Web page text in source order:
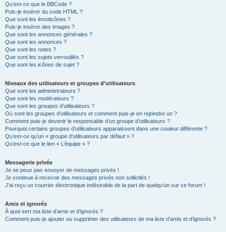
Qu’est-ce que le BBCode ?
Puis-je insérer du code HTML ?
Que sont les émoticônes ?
Puis-je insérer des images ?
Que sont les annonces générales ?
Que sont les annonces ?
Que sont les notes ?
Que sont les sujets verrouillés ?
Que sont les icônes de sujet ?
Niveaux des utilisateurs et groupes d’utilisateurs
Que sont les administrateurs ?
Que sont les modérateurs ?
Que sont les groupes d’utilisateurs ?
Où sont les groupes d’utilisateurs et comment puis-je en rejoindre un ?
Comment puis-je devenir le responsable d’un groupe d’utilisateurs ?
Pourquoi certains groupes d’utilisateurs apparaissent dans une couleur différente ?
Qu’est-ce qu’un « groupe d’utilisateurs par défaut » ?
Qu’est-ce que le lien « L’équipe » ?
Messagerie privée
Je ne peux pas envoyer de messages privés !
Je continue à recevoir des messages privés non sollicités !
J’ai reçu un courrier électronique indésirable de la part de quelqu’un sur ce forum !
Amis et ignorés
À quoi sert ma liste d’amis et d’ignorés ?
Comment puis-je ajouter ou supprimer des utilisateurs de ma liste d’amis et d’ignorés ?